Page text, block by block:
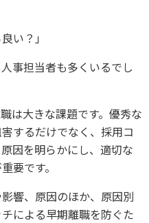
い？」
事担当者も多くいるでし
は大きな課題です。優秀な
するだけでなく、採用コ
因を明らかにし、適切な
要です。
響、原因のほか、原因別
による早期離職を防ぐた